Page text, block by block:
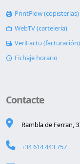
PrintFlow (copisterías)
WebTV (cartelería)
VeriFactu (facturación)
Fichaje horario
Contacte
Rambla de Ferran,
+34 614 443 757